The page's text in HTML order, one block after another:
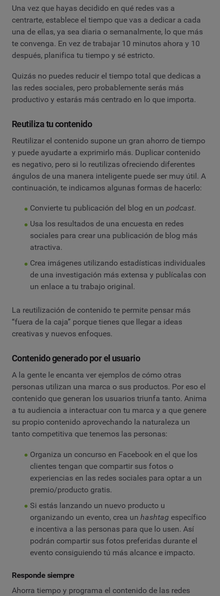
Una vez que hayas decidido en qué redes vas a
centrarte, establece el tiempo que vas a dedicar a cada
una de ellas, ya sea diaria o semanalmente, lo que más
te convenga. En vez de trabajar 10 minutos ahora y 10
después, planifica tu tiempo y sé estricto.
Quizás no puedes reducir el tiempo total que dedicas a
las redes sociales, pero probablemente serás más
productivo y estarás más centrado en lo que importa.
Reutiliza tu contenido
Reutilizar el contenido supone un gran ahorro de tiempo
y puede ayudarte a exprimirlo más. Duplicar contenido
es negativo, pero si lo reutilizas ofreciendo diferentes
ángulos de una manera inteligente puede ser muy útil. A
continuación, te indicamos algunas formas de hacerlo:
Convierte tu publicación del blog en un podcast.
Usa los resultados de una encuesta en redes
sociales para crear una publicación de blog más
atractiva.
Crea imágenes utilizando estadísticas individuales
de una investigación más extensa y publícalas con
un enlace a tu trabajo original.
La reutilización de contenido te permite pensar más
“fuera de la caja” porque tienes que llegar a ideas
creativas y nuevos enfoques.
Contenido generado por el usuario
A la gente le encanta ver ejemplos de cómo otras
personas utilizan una marca o sus productos. Por eso el
contenido que generan los usuarios triunfa tanto. Anima
a tu audiencia a interactuar con tu marca y a que genere
su propio contenido aprovechando la naturaleza un
tanto competitiva que tenemos las personas:
Organiza un concurso en Facebook en el que los
clientes tengan que compartir sus fotos o
experiencias en las redes sociales para optar a un
premio/producto gratis.
Si estás lanzando un nuevo producto u
organizando un evento, crea un hashtag específico
e incentiva a las personas para que lo usen. Así
podrán compartir sus fotos preferidas durante el
evento consiguiendo tú más alcance e impacto.
Responde siempre
Ahorra tiempo y programa el contenido de las redes